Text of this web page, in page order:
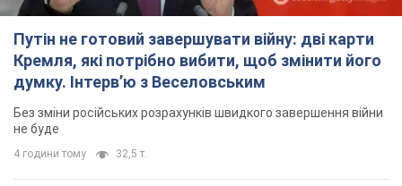
Журналісти розповіли, що відбувається в зоні
6 годин тому 18,0 т.